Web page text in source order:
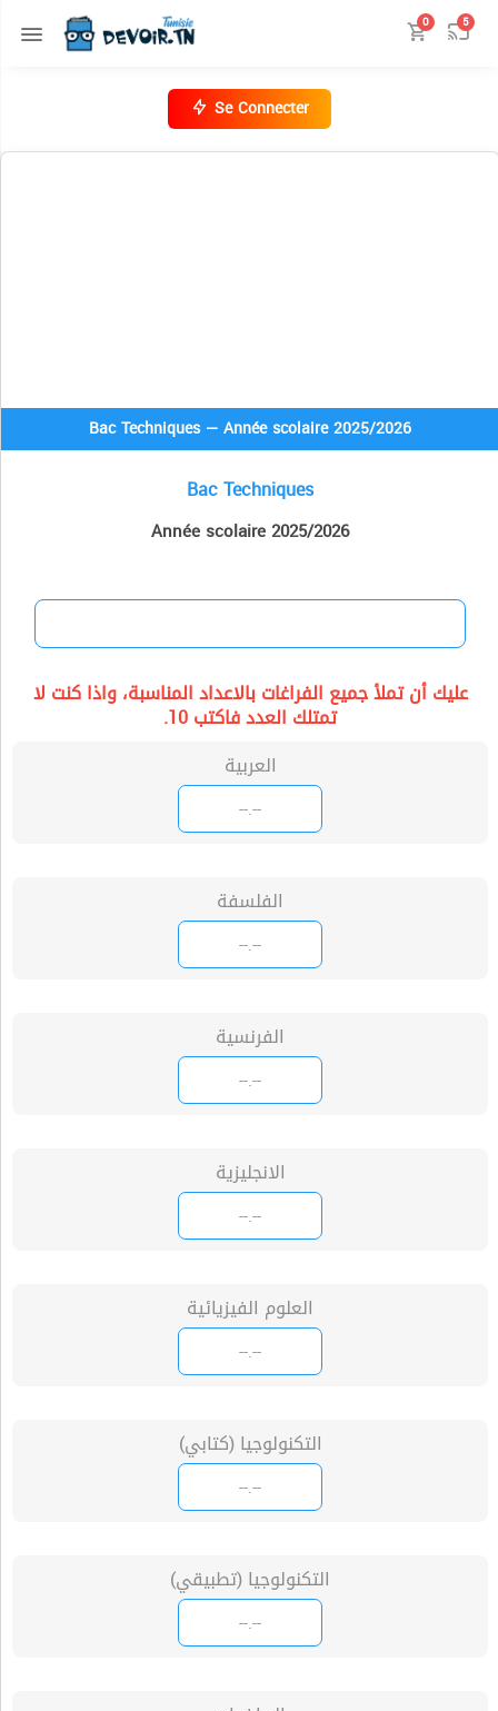
0 5
Se Connecter
Bac Techniques — Année scolaire 2025/2026
Bac Techniques
Année scolaire 2025/2026
عليك أن تملأ جميع الفراغات بالاعداد المناسبة، واذا كنت لا
تمتلك العدد فاكتب 10.
العربية
الفلسفة
الفرنسية
الانجليزية
العلوم الفيزيائية
التكنولوجيا (كتابي)
التكنولوجيا (تطبيقي)